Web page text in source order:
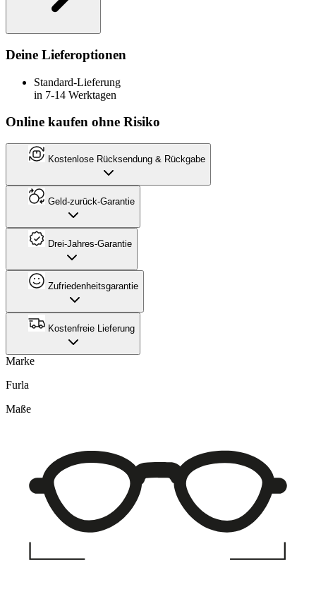
Deine Lieferoptionen
Standard-Lieferung
in 7-14 Werktagen
Online kaufen ohne Risiko
Kostenlose Rücksendung & Rückgabe
Geld-zurück-Garantie
Drei-Jahres-Garantie
Zufriedenheitsgarantie
Kostenfreie Lieferung
Marke
Furla
Maße